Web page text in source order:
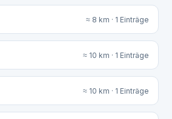
≈ 8 km · 1 Einträge
≈ 10 km · 1 Einträge
≈ 10 km · 1 Einträge